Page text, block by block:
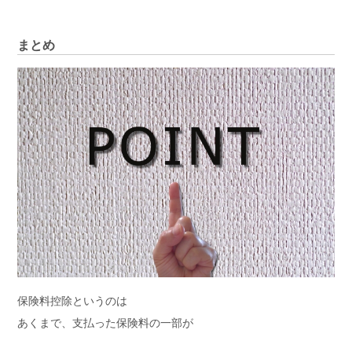
まとめ
保険料控除というのは
あくまで、支払った保険料の一部が